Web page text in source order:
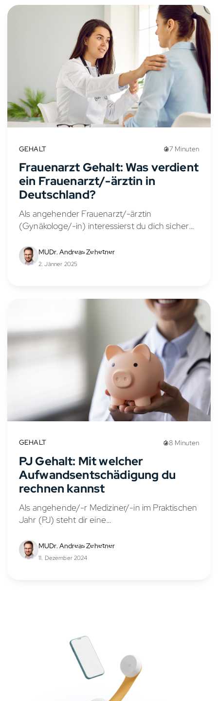
GEHALT 7 Minuten
Frauenarzt Gehalt: Was verdient
ein Frauenarzt/-ärztin in
Deutschland?
Als angehender Frauenarzt/-ärztin
(Gynäkologe/-in) interessierst du dich sicher
vielseitigen Fachbereich. Das Gehalt eines
Frauenarztes/-ärztin hängt von verschiedenen
MUDr. Andreas Zehetner
2. Jänner 2025
GEHALT 8 Minuten
PJ Gehalt: Mit welcher
Aufwandsentschädigung du
rechnen kannst
Als angehende/-r Mediziner/-in im Praktischen
Jahr (PJ) steht dir eine
Gehalt oder PJ Vergütung bezeichnet wird.
Diese Praktikumsvergütung soll deine
MUDr. Andreas Zehetner
11. Dezember 2024